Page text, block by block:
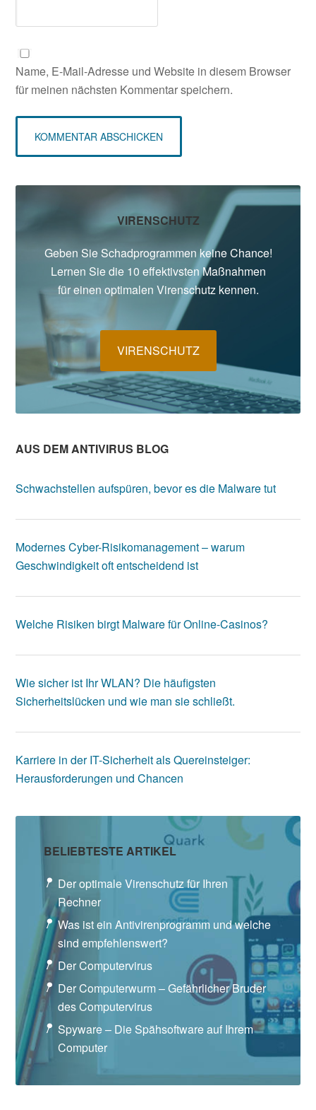
Name, E-Mail-Adresse und Website in diesem Browser
für meinen nächsten Kommentar speichern.
Seitenspalte
VIRENSCHUTZ
Geben Sie Schadprogrammen keine Chance!
Lernen Sie die 10 effektivsten Maßnahmen
für einen optimalen Virenschutz kennen.
VIRENSCHUTZ
AUS DEM ANTIVIRUS BLOG
Schwachstellen aufspüren, bevor es die Malware tut
Modernes Cyber-Risikomanagement – warum
Geschwindigkeit oft entscheidend ist
Welche Risiken birgt Malware für Online-Casinos?
Wie sicher ist Ihr WLAN? Die häufigsten
Sicherheitslücken und wie man sie schließt.
Karriere in der IT-Sicherheit als Quereinsteiger:
Herausforderungen und Chancen
BELIEBTESTE ARTIKEL
Der optimale Virenschutz für Ihren
Rechner
Was ist ein Antivirenprogramm und welche
sind empfehlenswert?
Der Computervirus
Der Computerwurm – Gefährlicher Bruder
des Computervirus
Spyware – Die Spähsoftware auf Ihrem
Computer